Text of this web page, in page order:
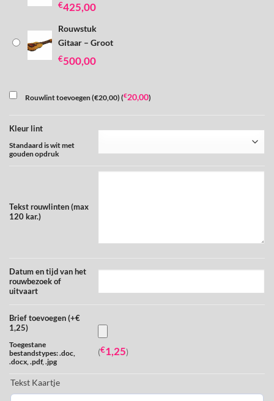
€425,00
Rouwstuk
Gitaar – Groot
€500,00
Rouwlint toevoegen (€20,00) (€20,00)
Kleur lint
Standaard is wit met
gouden opdruk
Tekst rouwlinten (max
120 kar.)
Datum en tijd van het
rouwbezoek of
uitvaart
Brief toevoegen (+€
1,25)
Toegestane
bestandstypes: .doc,
.docx, .pdf, .jpg
(€1,25)
Tekst Kaartje